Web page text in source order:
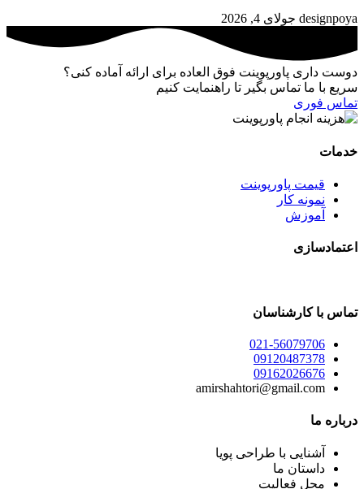
designpoya جولای 4, 2026
دوست داری پاورپوینت فوق العاده برای ارائه آماده کنی؟
سریع با ما تماس بگیر تا راهنمایت کنیم
تماس فوری
خدمات
قیمت پاورپوینت
نمونه کار
آموزش
اعتمادسازی
تماس با کارشناسان
021-56079706
09120487378
09162026676
amirshahtori@gmail.com
درباره ما
آشنایی با طراحی پویا
داستان ما
محل فعالیت